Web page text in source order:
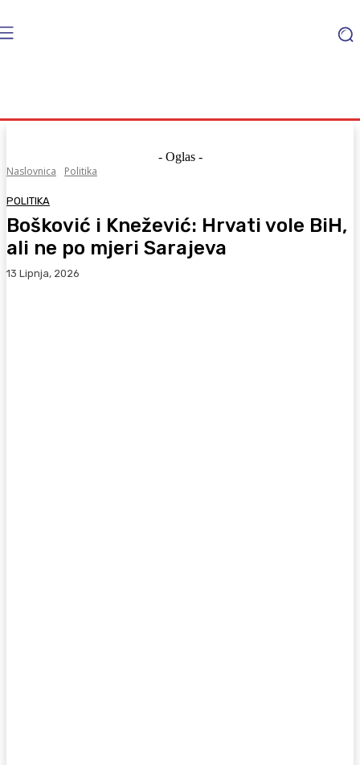
- Oglas -
Naslovnica
Politika
POLITIKA
Bošković i Knežević: Hrvati vole BiH,
ali ne po mjeri Sarajeva
13 Lipnja, 2026